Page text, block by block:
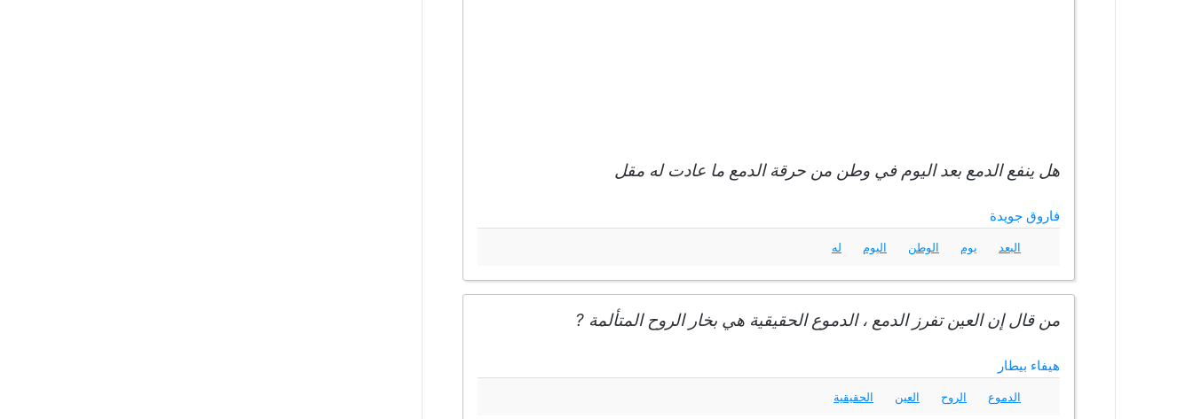
هل ينفع الدمع بعد اليوم في وطن من حرقة الدمع ما عادت له مقل
فاروق جويدة
البعد يوم الوطن اليوم له
من قال إن العين تفرز الدمع ، الدموع الحقيقية هي بخار الروح المتألمة ?
هيفاء بيطار
الدموع الروح العين الحقيقية